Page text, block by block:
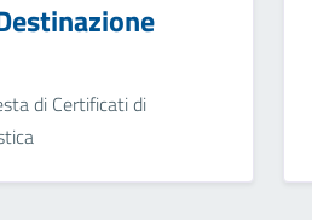
di Certificati di